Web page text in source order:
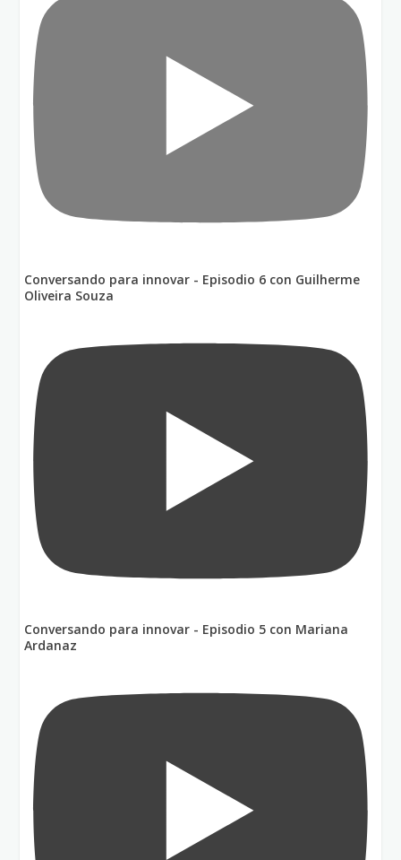
Conversando para innovar - Episodio 6 con Guilherme
Oliveira Souza
Conversando para innovar - Episodio 5 con Mariana
Ardanaz